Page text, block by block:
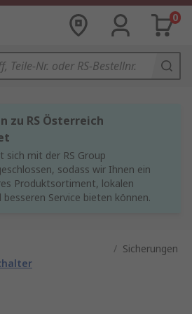
0
zu RS Österreich
sich mit der RS Group
sodass wir Ihnen ein
Produktsortiment, lokalen
besseren Service bieten können.
/ Sicherungen